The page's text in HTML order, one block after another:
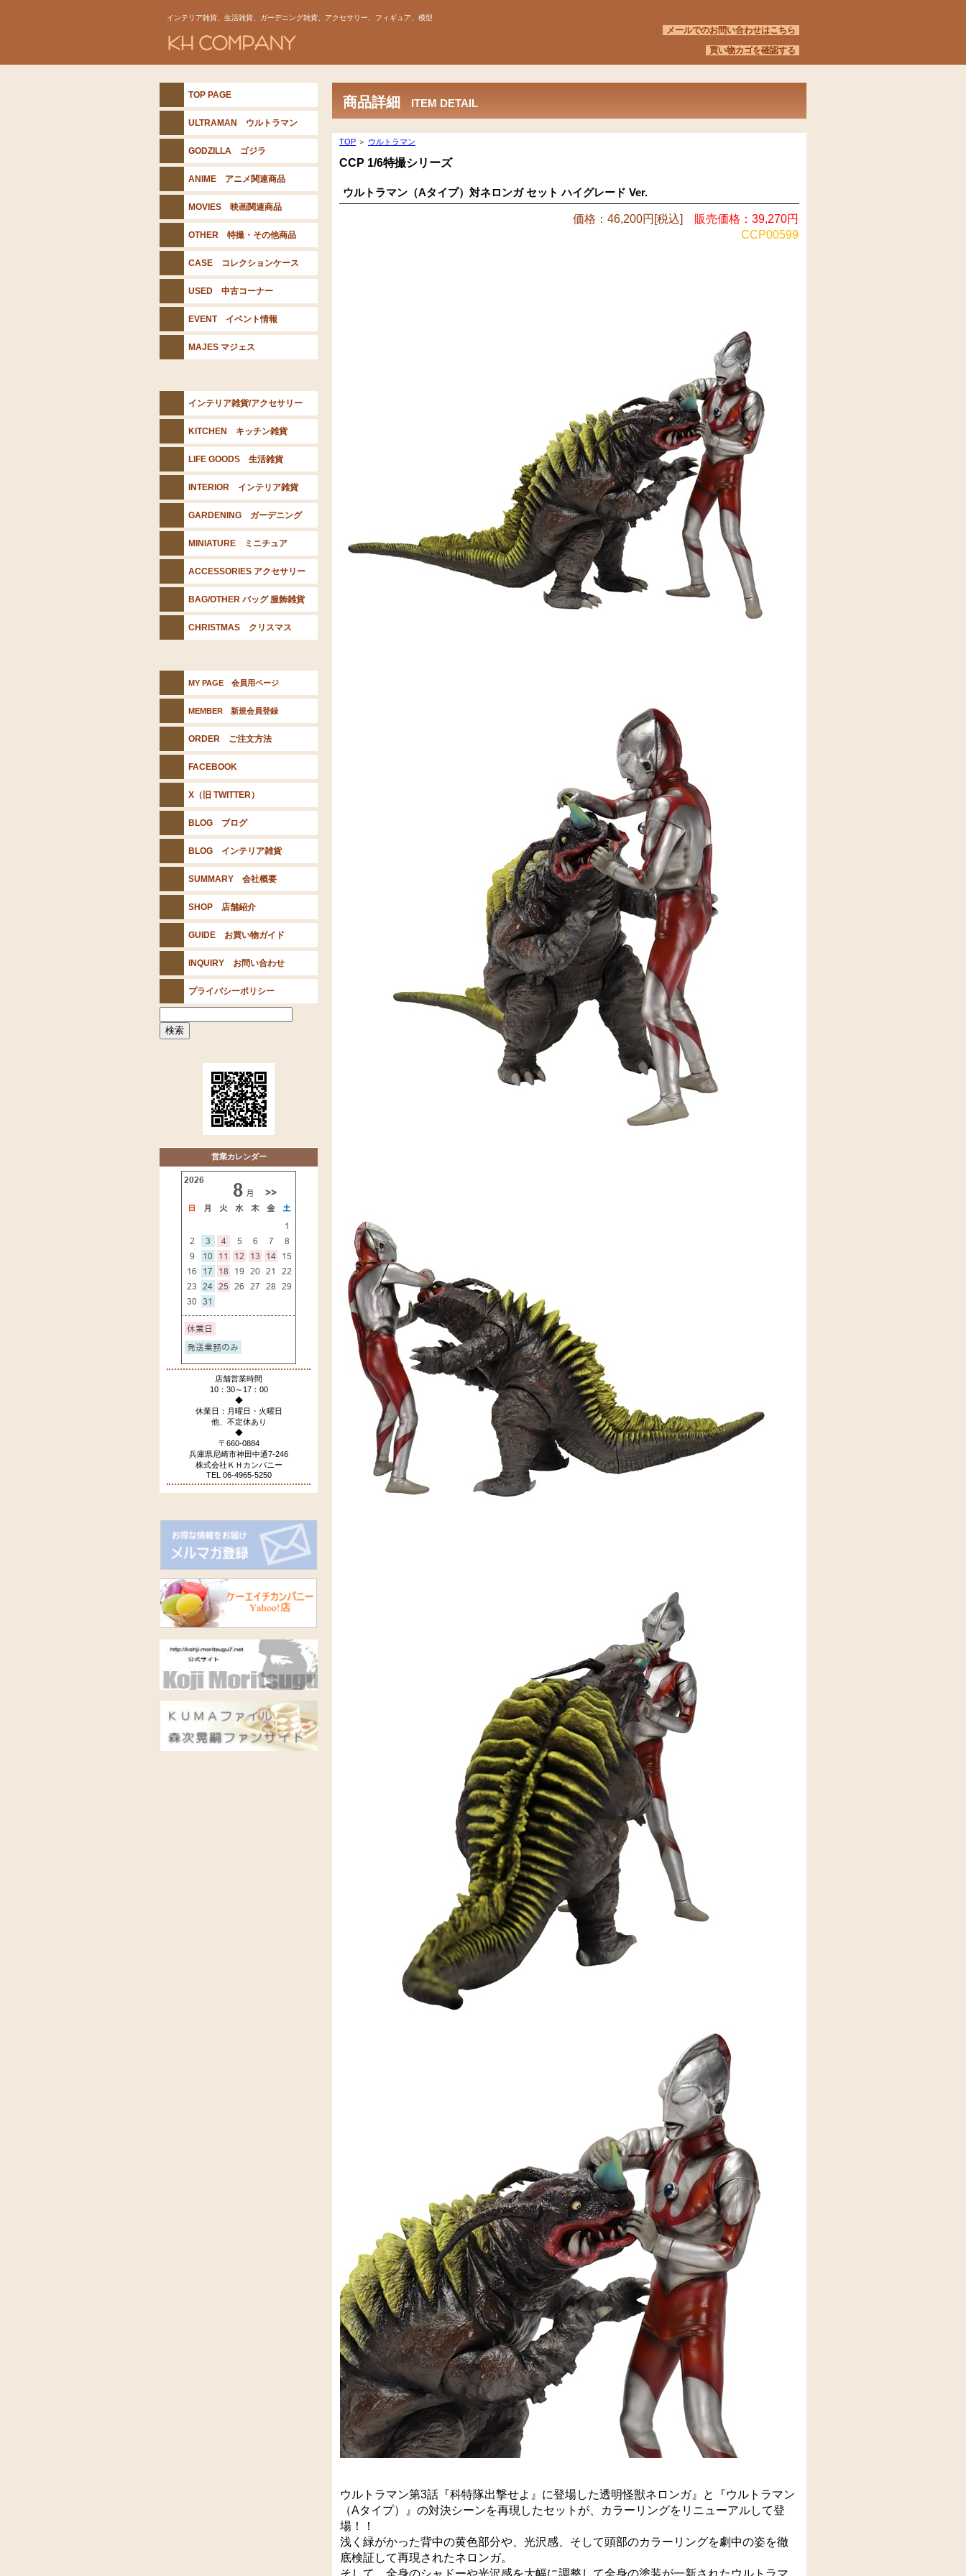
インテリア雑貨、生活雑貨、ガーデニング雑貨、アクセサリー、フィギュア、模型
メールでのお問い合わせはこちら
買い物カゴを確認する
商品詳細 ITEM DETAIL
TOP ＞ ウルトラマン
CCP 1/6特撮シリーズ
ウルトラマン（Aタイプ）対ネロンガ セット ハイグレード Ver.
価格：46,200円[税込] 販売価格：39,270円
CCP00599
ウルトラマン第3話『科特隊出撃せよ』に登場した透明怪獣ネロンガ』と『ウルトラマン
（Aタイプ）』の対決シーンを再現したセットが、カラーリングをリニューアルして登
場！！
浅く緑がかった背中の黄色部分や、光沢感、そして頭部のカラーリングを劇中の姿を徹
底検証して再現されたネロンガ。
そして、全身のシャドーや光沢感を大幅に調整して全身の塗装が一新されたウルトラマ
TOP PAGE
ULTRAMAN ウルトラマン
GODZILLA ゴジラ
ANIME アニメ関連商品
MOVIES 映画関連商品
OTHER 特撮・その他商品
CASE コレクションケース
USED 中古コーナー
EVENT イベント情報
MAJES マジェス
インテリア雑貨/アクセサリー
KITCHEN キッチン雑貨
LIFE GOODS 生活雑貨
INTERIOR インテリア雑貨
GARDENING ガーデニング
MINIATURE ミニチュア
ACCESSORIES アクセサリー
BAG/OTHER バッグ 服飾雑貨
CHRISTMAS クリスマス
MY PAGE 会員用ページ
MEMBER 新規会員登録
ORDER ご注文方法
FACEBOOK
X（旧 TWITTER）
BLOG ブログ
BLOG インテリア雑貨
SUMMARY 会社概要
SHOP 店舗紹介
GUIDE お買い物ガイド
INQUIRY お問い合わせ
プライバシーポリシー
営業カレンダー
店舗営業時間
10：30～17：00
◆
休業日：月曜日・火曜日
他、不定休あり
◆
〒660-0884
兵庫県尼崎市神田中通7-246
株式会社ＫＨカンパニー
TEL 06-4965-5250